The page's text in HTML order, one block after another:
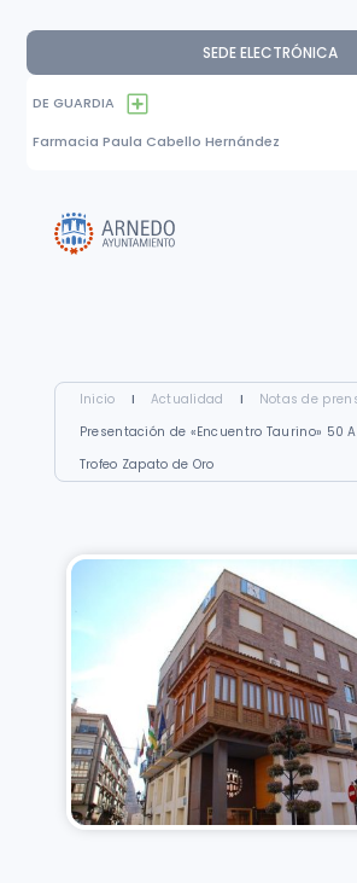
SEDE ELECTRÓNICA
DE GUARDIA
Farmacia Paula Cabello Hernández
Inicio I Actualidad I Notas de
Presentación de «Encuentro Taurino» 50
Trofeo Zapato de Oro